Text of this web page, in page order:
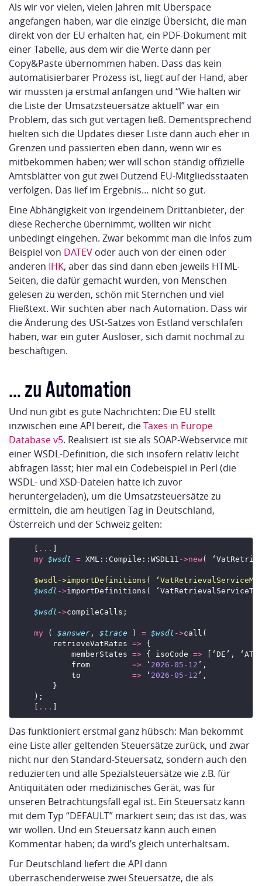
Als wir vor vielen, vielen Jahren mit Uberspace
angefangen haben, war die einzige Übersicht, die man
direkt von der EU erhalten hat, ein PDF-Dokument mit
einer Tabelle, aus dem wir die Werte dann per
Copy&Paste übernommen haben. Dass das kein
automatisierbarer Prozess ist, liegt auf der Hand, aber
wir mussten ja erstmal anfangen und “Wie halten wir
die Liste der Umsatzsteuersätze aktuell” war ein
Problem, das sich gut vertagen ließ. Dementsprechend
hielten sich die Updates dieser Liste dann auch eher in
Grenzen und passierten eben dann, wenn wir es
mitbekommen haben; wer will schon ständig offizielle
Amtsblätter von gut zwei Dutzend EU-Mitgliedsstaaten
verfolgen. Das lief im Ergebnis… nicht so gut.
Eine Abhängigkeit von irgendeinem Drittanbieter, der
diese Recherche übernimmt, wollten wir nicht
unbedingt eingehen. Zwar bekommt man die Infos zum
Beispiel von DATEV oder auch von der einen oder
anderen IHK, aber das sind dann eben jeweils HTML-
Seiten, die dafür gemacht wurden, von Menschen
gelesen zu werden, schön mit Sternchen und viel
Fließtext. Wir suchten aber nach Automation. Dass wir
die Änderung des USt-Satzes von Estland verschlafen
haben, war ein guter Auslöser, sich damit nochmal zu
beschäftigen.
… zu Automation
Und nun gibt es gute Nachrichten: Die EU stellt
inzwischen eine API bereit, dieTaxes in Europe
Database v5. Realisiert ist sie als SOAP-Webservice mit
einer WSDL-Definition, die sich insofern relativ leicht
abfragen lässt; hier mal ein Codebeispiel in Perl (die
WSDL- und XSD-Dateien hatte ich zuvor
heruntergeladen), um die Umsatzsteuersätze zu
ermitteln, die am heutigen Tag in Deutschland,
Österreich und der Schweiz gelten:
...
my $wsdl = XML::Compile::WSDL11 ->new(
$wsdl->importDefinitions(
$wsdl ->importDefinitions(
$wsdl ->
my ( $answer, $trace ) = $wsdl ->
        retrieveVatRates
=>
            memberStates
=> { isoCode =>
            from
=> ‘ 2026 -05 - 12
            to
=> ‘ 2026 -05 - 12
...
Das funktioniert erstmal ganz hübsch: Man bekommt
eine Liste aller geltenden Steuersätze zurück, und zwar
nicht nur den Standard-Steuersatz, sondern auch den
reduzierten und alle Spezialsteuersätze wie z.B. für
Antiquitäten oder medizinisches Gerät, was für
unseren Betrachtungsfall egal ist. Ein Steuersatz kann
mit dem Typ “DEFAULT” markiert sein; das ist das, was
wir wollen. Und ein Steuersatz kann auch einen
Kommentar haben; da wird’s gleich unterhaltsam.
Für Deutschland liefert die API dann
überraschenderweise zwei Steuersätze, die als